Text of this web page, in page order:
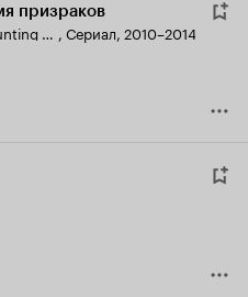
призраков
R.L. Stine's The Haunting Hour , Сериал, 2010–2014